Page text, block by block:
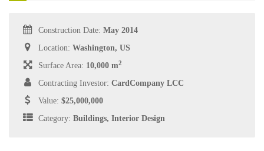
Construction Date: May 2014
Location: Washington, US
Surface Area: 10,000 m2
Contracting Investor: CardCompany LCC
Value: $25,000,000
Category: Buildings, Interior Design